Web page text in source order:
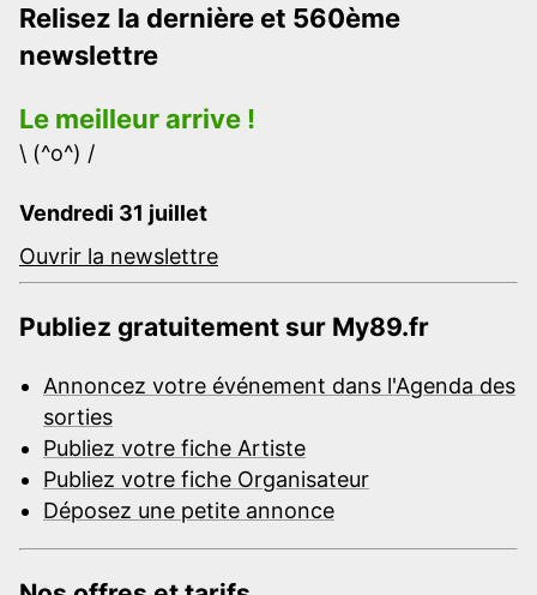
Relisez la dernière et 560ème
newslettre
Le meilleur arrive !
\ (^o^) /
Vendredi 31 juillet
Ouvrir la newslettre
Publiez gratuitement sur My89.fr
Annoncez votre événement dans l'Agenda des
sorties
Publiez votre fiche Artiste
Publiez votre fiche Organisateur
Déposez une petite annonce